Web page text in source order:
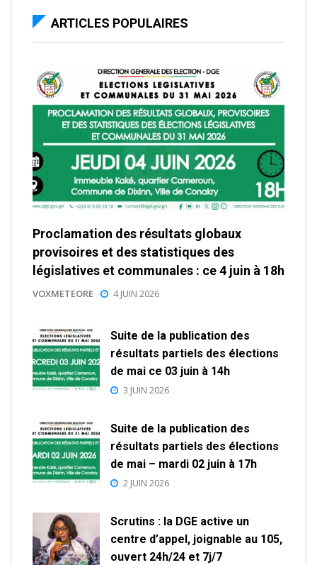
ARTICLES POPULAIRES
Proclamation des résultats globaux
provisoires et des statistiques des
législatives et communales : ce 4 juin à 18h
VOXMETEORE 4 JUIN 2026
Suite de la publication des
résultats partiels des élections
de mai ce 03 juin à 14h
3 JUIN 2026
Suite de la publication des
résultats partiels des élections
de mai – mardi 02 juin à 17h
2 JUIN 2026
Scrutins : la DGE active un
centre d’appel, joignable au 105,
ouvert 24h/24 et 7j/7